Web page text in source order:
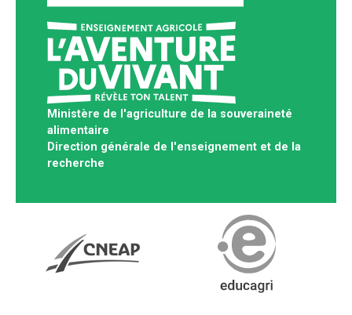
Ministère de l'agriculture de la souveraineté
alimentaire
Direction générale de l'enseignement et de la
recherche